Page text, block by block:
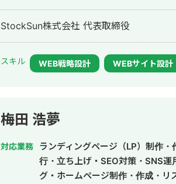
StockSun株式会社 代表取締役
スキル WEB戦略設計 WEBサイト設計
梅田 浩夢
対応業務
ランディングページ（LP）制作
行・立ち上げ・SEO対策・SNS
グ・ホームページ制作・作成・リ